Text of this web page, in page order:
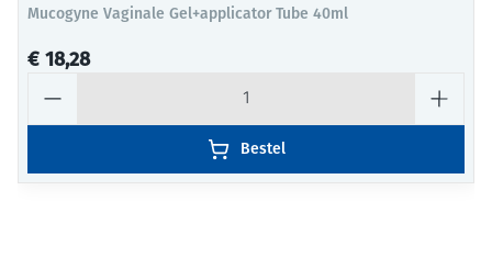
Mucogyne Vaginale Gel+applicator Tube 40ml
€ 18,28
Bestel